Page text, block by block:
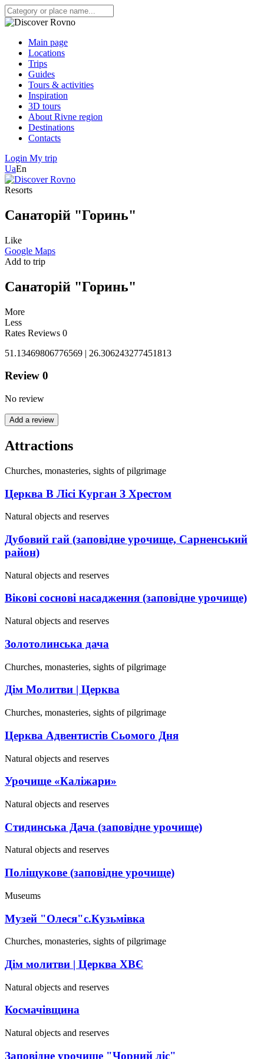
Main page
Locations
Trips
Guides
Tours & activities
Inspiration
3D tours
About Rivne region
Destinations
Contacts
Login My trip
UaEn
Resorts
Санаторій "Горинь"
Like
Google Maps
Add to trip
Санаторій "Горинь"
More
Less
Rates Reviews 0
51.13469806776569 | 26.306243277451813
Review 0
No review
Add a review
Attractions
Churches, monasteries, sights of pilgrimage
Церква В Лісі Курган З Хрестом
Natural objects and reserves
Дубовий гай (заповідне урочище, Сарненський
район)
Natural objects and reserves
Вікові соснові насадження (заповідне урочище)
Natural objects and reserves
Золотолинська дача
Churches, monasteries, sights of pilgrimage
Дім Молитви | Церква
Churches, monasteries, sights of pilgrimage
Церква Адвентистів Сьомого Дня
Natural objects and reserves
Урочище «Каліжари»
Natural objects and reserves
Стидинська Дача (заповідне урочище)
Natural objects and reserves
Поліщукове (заповідне урочище)
Museums
Музей "Олеся"с.Кузьмівка
Churches, monasteries, sights of pilgrimage
Дім молитви | Церква ХВЄ
Natural objects and reserves
Космачівщина
Natural objects and reserves
Заповідне урочище "Чорний ліс"